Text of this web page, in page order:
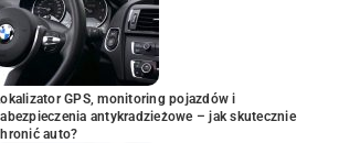
GPS, monitoring pojazdów i
antykradzieżowe – jak skutecznie
auto?